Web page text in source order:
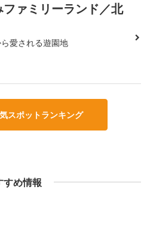
ファミリーランド／北
愛される遊園地
スポットランキング
すめ情報